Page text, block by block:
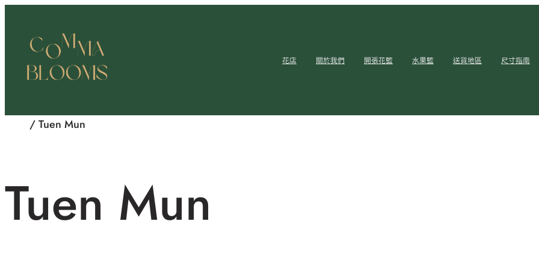
花店 關於我們 開張花籃 水果籃 送貨地區 尺寸指南
/ Tuen Mun
Tuen Mun